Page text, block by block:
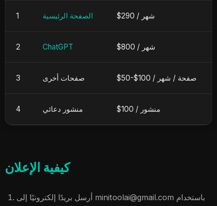
1 الصفحة الرئيسية $290 / شهر
2 ChatGPT $800 / شهر
3 صفحات أخرى $50-$100 / صفحة / شهر
4 منشور دعائي $100 / منشور
كيفية الإعلان
minitoolai@gmail.com